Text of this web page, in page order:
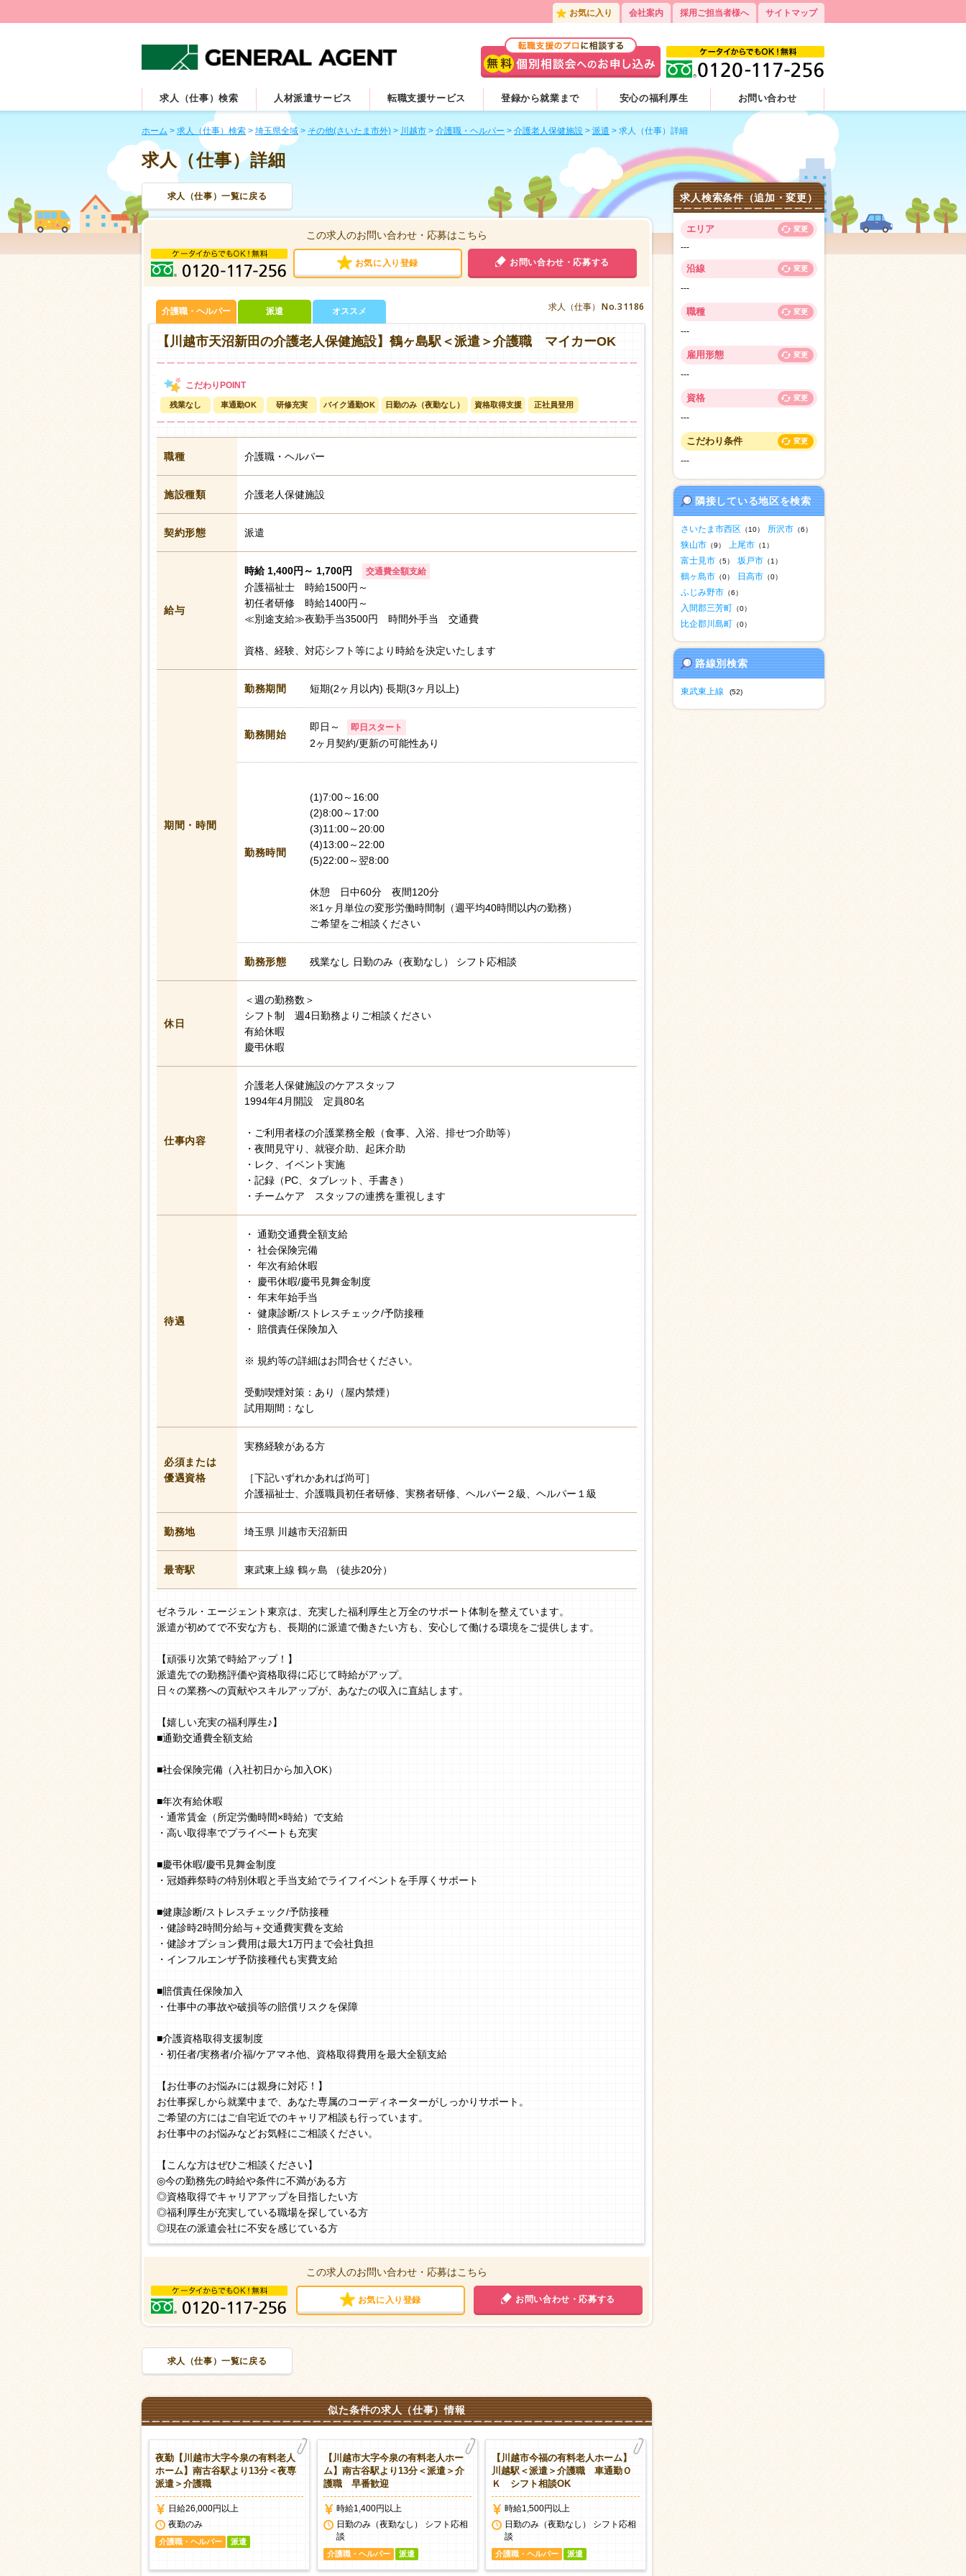
お気に入り 会社案内 採用ご担当者様へ サイトマップ
求人（仕事）検索 人材派遣サービス 転職支援サービス 登録から就業まで 安心の福利厚生 お問い合わせ
ホーム > 求人（仕事）検索 > 埼玉県全域> その他(さいたま市外) > 川越市 > 介護職・ヘルパー > 介護老人保健施設 > 派遣 > 求人（仕事）詳細
求人（仕事）詳細
求人（仕事）一覧に戻る
この求人のお問い合わせ・応募はこちら
お気に入り登録 お問い合わせ・応募する
求人（仕事） No.31186
介護職・ヘルパー 派遣 オススメ
【川越市天沼新田の介護老人保健施設】鶴ヶ島駅＜派遣＞介護職 マイカーOK
残業なし 車通勤OK 研修充実 バイク通勤OK 日勤のみ（夜勤なし） 資格取得支援 正社員登用
職種 介護職・ヘルパー
施設種類 介護老人保健施設
契約形態 派遣
給与
時給 1,400円～ 1,700円 交通費全額支給
介護福祉士 時給1500円～
初任者研修 時給1400円～
≪別途支給≫夜勤手当3500円 時間外手当 交通費
資格、経験、対応シフト等により時給を決定いたします
期間・時間
勤務期間 短期(2ヶ月以内) 長期(3ヶ月以上)
勤務開始
即日～ 即日スタート
2ヶ月契約/更新の可能性あり
勤務時間
(1)7:00～16:00
(2)8:00～17:00
(3)11:00～20:00
(4)13:00～22:00
(5)22:00～翌8:00
休憩 日中60分 夜間120分
※1ヶ月単位の変形労働時間制（週平均40時間以内の勤務）
ご希望をご相談ください
勤務形態 残業なし 日勤のみ（夜勤なし） シフト応相談
休日
＜週の勤務数＞
シフト制 週4日勤務よりご相談ください
有給休暇
慶弔休暇
仕事内容
介護老人保健施設のケアスタッフ
1994年4月開設 定員80名
・ご利用者様の介護業務全般（食事、入浴、排せつ介助等）
・夜間見守り、就寝介助、起床介助
・レク、イベント実施
・記録（PC、タブレット、手書き）
・チームケア スタッフの連携を重視します
待遇
・ 通勤交通費全額支給
・ 社会保険完備
・ 年次有給休暇
・ 慶弔休暇/慶弔見舞金制度
・ 年末年始手当
・ 健康診断/ストレスチェック/予防接種
・ 賠償責任保険加入
※ 規約等の詳細はお問合せください。
受動喫煙対策：あり（屋内禁煙）
試用期間：なし
必須または
優遇資格
実務経験がある方
［下記いずれかあれば尚可］
介護福祉士、介護職員初任者研修、実務者研修、ヘルパー２級、ヘルパー１級
勤務地 埼玉県 川越市天沼新田
最寄駅 東武東上線 鶴ヶ島 （徒歩20分）
ゼネラル・エージェント東京は、充実した福利厚生と万全のサポート体制を整えています。
派遣が初めてで不安な方も、長期的に派遣で働きたい方も、安心して働ける環境をご提供します。
【頑張り次第で時給アップ！】
派遣先での勤務評価や資格取得に応じて時給がアップ。
日々の業務への貢献やスキルアップが、あなたの収入に直結します。
【嬉しい充実の福利厚生♪】
■通勤交通費全額支給
■社会保険完備（入社初日から加入OK）
■年次有給休暇
・通常賃金（所定労働時間×時給）で支給
・高い取得率でプライベートも充実
■慶弔休暇/慶弔見舞金制度
・冠婚葬祭時の特別休暇と手当支給でライフイベントを手厚くサポート
■健康診断/ストレスチェック/予防接種
・健診時2時間分給与＋交通費実費を支給
・健診オプション費用は最大1万円まで会社負担
・インフルエンザ予防接種代も実費支給
■賠償責任保険加入
・仕事中の事故や破損等の賠償リスクを保障
■介護資格取得支援制度
・初任者/実務者/介福/ケアマネ他、資格取得費用を最大全額支給
【お仕事のお悩みには親身に対応！】
お仕事探しから就業中まで、あなた専属のコーディネーターがしっかりサポート。
ご希望の方にはご自宅近でのキャリア相談も行っています。
お仕事中のお悩みなどお気軽にご相談ください。
【こんな方はぜひご相談ください】
◎今の勤務先の時給や条件に不満がある方
◎資格取得でキャリアアップを目指したい方
◎福利厚生が充実している職場を探している方
◎現在の派遣会社に不安を感じている方
この求人のお問い合わせ・応募はこちら
お気に入り登録 お問い合わせ・応募する
求人（仕事）一覧に戻る
似た条件の求人（仕事）情報
夜勤【川越市大字今泉の有料老人
ホーム】南古谷駅より13分＜夜専
派遣＞介護職
日給26,000円以上
夜勤のみ
介護職・ヘルパー 派遣
【川越市大字今泉の有料老人ホー
ム】南古谷駅より13分＜派遣＞介
護職 早番歓迎
時給1,400円以上
日勤のみ（夜勤なし） シフト応相
談
介護職・ヘルパー 派遣
【川越市今福の有料老人ホーム】
川越駅＜派遣＞介護職 車通勤Ｏ
Ｋ シフト相談OK
時給1,500円以上
日勤のみ（夜勤なし） シフト応相
談
介護職・ヘルパー 派遣
求人検索条件（追加・変更）
エリア 変更
---
沿線 変更
---
職種 変更
---
雇用形態 変更
---
資格 変更
---
こだわり条件 変更
---
隣接している地区を検索
さいたま市西区 （10） 所沢市 （6）
狭山市 （9） 上尾市 （1）
富士見市 （5） 坂戸市 （1）
鶴ヶ島市 （0） 日高市 （0）
ふじみ野市 （6）
入間郡三芳町 （0）
比企郡川島町 （0）
路線別検索
東武東上線 (52)